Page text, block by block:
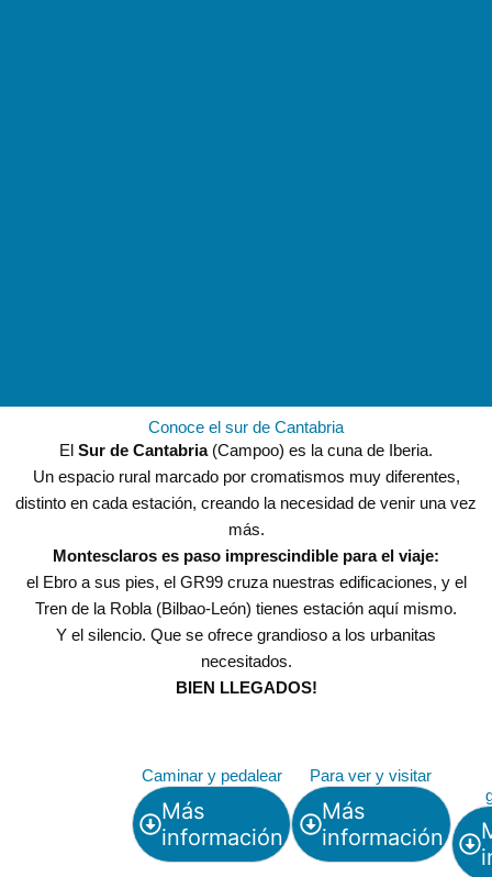
Conoce el sur de Cantabria
El Sur de Cantabria(Campoo) es la cuna de Iberia.
Un espacio rural marcado por cromatismos muy diferentes,
distinto en cada estación, creando la necesidad de venir una vez
más.
Montesclaros es paso imprescindible para el viaje:
el Ebro a sus pies, el GR99 cruza nuestras edificaciones, y el
Tren de la Robla (Bilbao-León) tienes estación aquí mismo.
Y el silencio. Que se ofrece grandioso a los urbanitas
necesitados.
BIEN LLEGADOS!
Caminar y pedalear
Más
información
Para ver y visitar
Más
información